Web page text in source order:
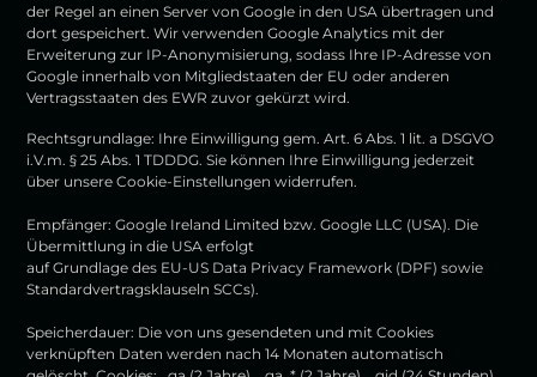
der Regel an einen Server von Google in den USA übertragen und
dort gespeichert. Wir verwenden Google Analytics mit der
Erweiterung zur IP-Anonymisierung, sodass Ihre IP-Adresse von
Google innerhalb von Mitgliedstaaten der EU oder anderen
Vertragsstaaten des EWR zuvor gekürzt wird.
Rechtsgrundlage: Ihre Einwilligung gem. Art. 6 Abs. 1 lit. a DSGVO
i.V.m. § 25 Abs. 1 TDDDG. Sie können Ihre Einwilligung jederzeit
über unsere Cookie-Einstellungen widerrufen.
Empfänger: Google Ireland Limited bzw. Google LLC (USA). Die
Übermittlung in die USA erfolgt
auf Grundlage des EU-US Data Privacy Framework (DPF) sowie
Standardvertragsklauseln SCCs).
Speicherdauer: Die von uns gesendeten und mit Cookies
verknüpften Daten werden nach 14 Monaten automatisch